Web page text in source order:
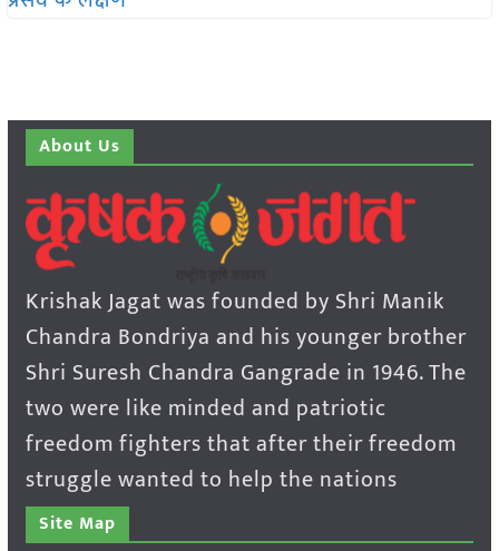
About Us
Krishak Jagat was founded by Shri Manik
Chandra Bondriya and his younger brother
Shri Suresh Chandra Gangrade in 1946. The
two were like minded and patriotic
freedom fighters that after their freedom
struggle wanted to help the nations
Site Map